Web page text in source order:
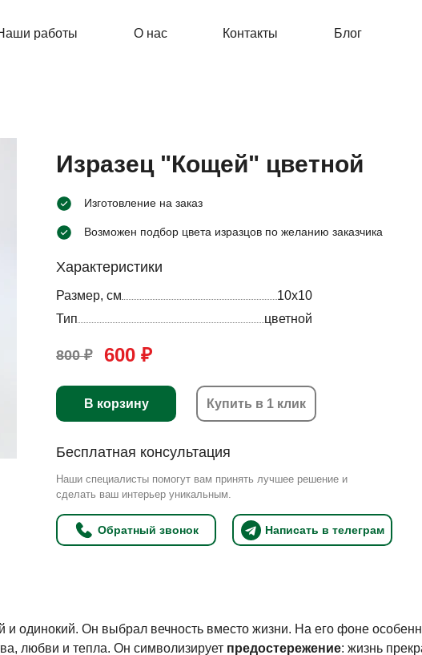
работы О нас Контакты Блог
Изразец "Кощей" цветной
Изготовление на заказ
Возможен подбор цвета изразцов по желанию заказчика
Характеристики
Размер, см
10х10
Тип
цветной
800 ₽ 600 ₽
В корзину Купить в 1 клик
Бесплатная консультация
Наши специалисты помогут вам принять лучшее решение и
сделать ваш интерьер уникальным.
Обратный звонок Написать в телеграм
и одинокий. Он выбрал вечность вместо жизни. На его фоне
любви и тепла. Он символизирует предостережение: жизнь